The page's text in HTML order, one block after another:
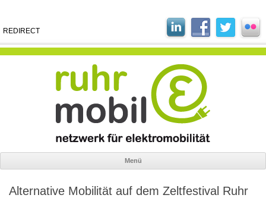
REDIRECT
Menü
springen
Alternative Mobilität auf dem Zeltfestival Ruhr